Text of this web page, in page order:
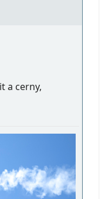
a cerny,